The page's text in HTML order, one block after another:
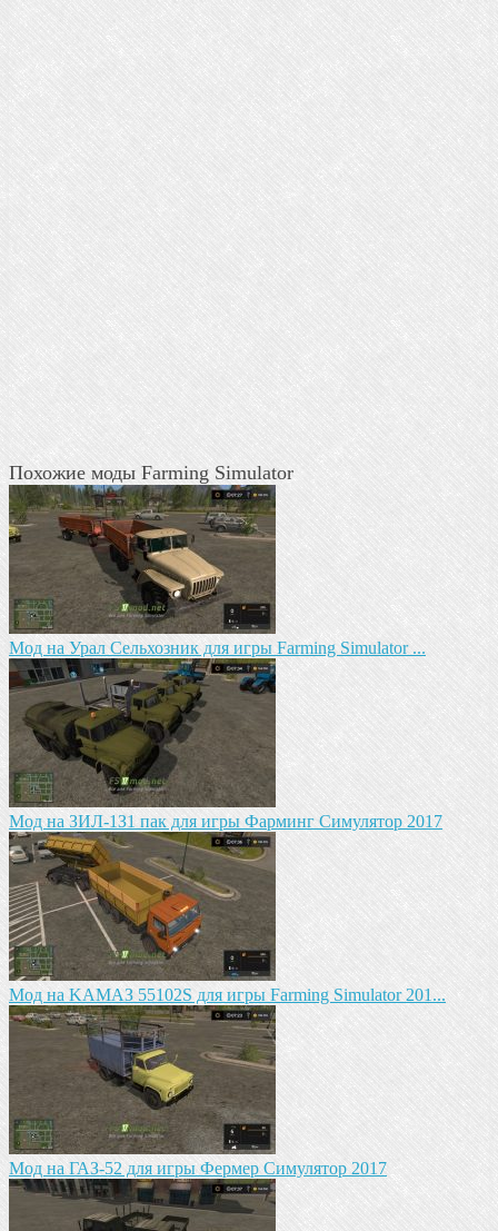
Похожие моды Farming Simulator
Мод на Урал Сельхозник для игры Farming Simulator ...
Mод на ЗИЛ-1З1 пак для игры Фарминг Симулятор 2017
Mод на KAМАЗ 55102S для игры Farming Simulator 201...
Мод на ГАЗ-52 для игры Фермер Симулятор 2017